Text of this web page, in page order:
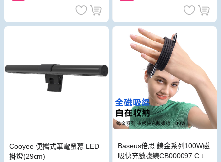
Cooyee 便攜式筆電螢幕 LED
掛燈(29cm)
Baseus倍思 鎢金系列100W磁
吸快充數據線CB000097 C to